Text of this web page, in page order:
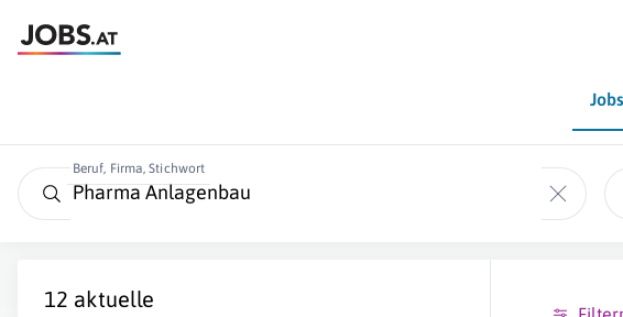
Beruf, Firma, Stichwort
12 aktuelle